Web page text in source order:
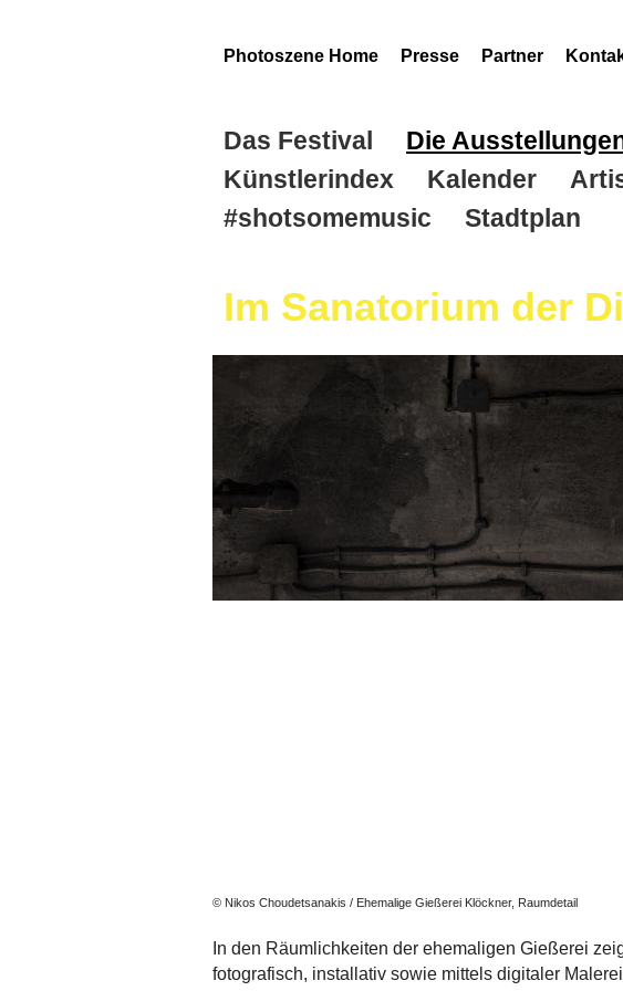
Photoszene Home Presse Partner
Das Festival Die
Künstlerindex
Kalender
#shotsomemusic
Stadtplan
Im Sanatorium der
© Nikos Choudetsanakis / Ehemalige Gießerei Klöckner, Raumdetail
In den Räumlichkeiten der ehemaligen Gießerei
fotografisch, installativ sowie mittels digitaler